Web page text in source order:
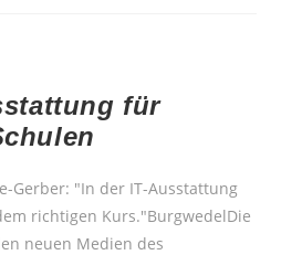
für
Gerber: "In der IT-Ausstattung
richtigen Kurs."BurgwedelDie
neuen Medien des